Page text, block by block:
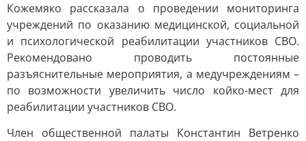
Кожемяко рассказала о проведении мониторинга
учреждений по оказанию медицинской, социальной
и психологической реабилитации участников СВО.
Рекомендовано проводить постоянные
разъяснительные мероприятия, а медучреждениям –
по возможности увеличить число койко-мест для
реабилитации участников СВО.
Член общественной палаты Константин Ветренко